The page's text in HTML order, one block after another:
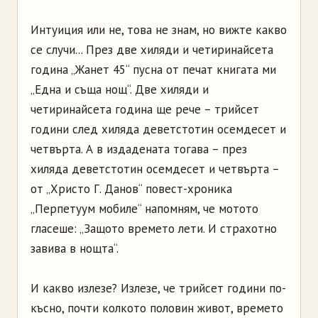
Интуиция или не, това не знам, но вижте какво
се случи... През две хиляди и четиринайсета
година „Жанет 45“ пусна от печат книгата ми
„Една и съща нощ“. Две хиляди и
четиринайсета година ще рече – трийсет
години след хиляда деветстотин осемдесет и
четвърта. А в издадената тогава – през
хиляда деветстотин осемдесет и четвърта –
от „Христо Г. Данов“ повест-хроника
„Перпетуум мобиле“ напомням, че мотото
гласеше: „Защото времето лети. И страхотно
завива в нощта“.
И какво излезе? Излезе, че трийсет години по-
късно, почти колкото половин живот, времето